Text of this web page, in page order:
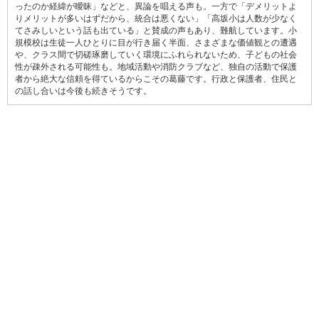
ったのか経緯が曖昧」などと、異論を唱える声も。一方で「デメリットよ
りメリットが多いはずだから、統合は悪くない」「高坂小は人数が少なく
てさみしいという話も出ている」と賛成の声もあり、難航しています。小
規模校は生徒一人ひとりに目が行き届く半面、さまざまな価値観との遭遇
や、クラス間で切磋琢磨していく環境にふれられないため、子どもの社会
性が疎外される可能性も。地域活動や消防クラブなど、独自の活動で保護
者から絶大な信頼を得ているからこその葛藤です。行政と保護者、住民と
の話し合いは今後も続きそうです。